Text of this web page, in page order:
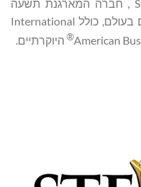
הפרסים מוצגים בידי Stevie Award , חברה המארגנת תשעה
ממופעי הפרסים העסקיים המובילים בעולם, כולל International
® היוקרתיים.